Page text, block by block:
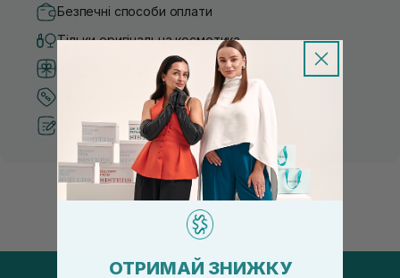
Безпечні способи оплати
Тільки оригінальна косметика
Система бонусів та лояльності
Кращі ціни та топ товари
Рекомендації від косметологів
ОТРИМАЙ ЗНИЖКУ